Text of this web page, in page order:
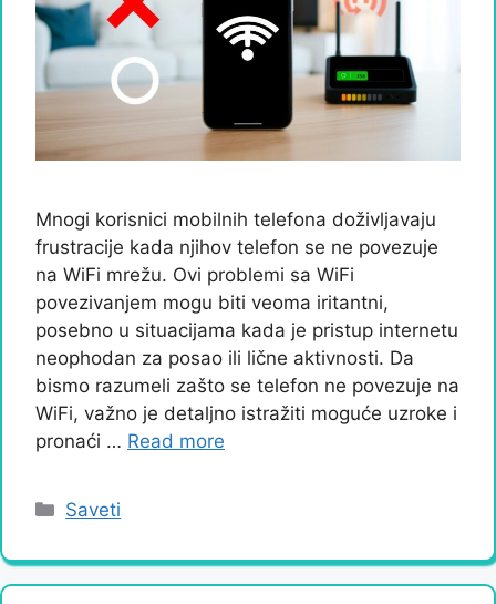
Mnogi korisnici mobilnih telefona doživljavaju
frustracije kada njihov telefon se ne povezuje
na WiFi mrežu. Ovi problemi sa WiFi
povezivanjem mogu biti veoma iritantni,
posebno u situacijama kada je pristup internetu
neophodan za posao ili lične aktivnosti. Da
bismo razumeli zašto se telefon ne povezuje na
WiFi, važno je detaljno istražiti moguće uzroke i
pronaći … Read more
Categories
Saveti